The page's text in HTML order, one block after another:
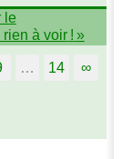
le
rien à voir ! »
… 14 ∞